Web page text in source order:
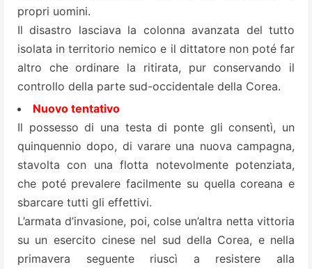
propri uomini.
Il disastro lasciava la colonna avanzata del tutto
isolata in territorio nemico e il dittatore non poté far
altro che ordinare la ritirata, pur conservando il
controllo della parte sud-occidentale della Corea.
Nuovo tentativo
Il possesso di una testa di ponte gli consentì, un
quinquennio dopo, di varare una nuova campagna,
stavolta con una flotta notevolmente potenziata,
che poté prevalere facilmente su quella coreana e
sbarcare tutti gli effettivi.
L’armata d’invasione, poi, colse un’altra netta vittoria
su un esercito cinese nel sud della Corea, e nella
primavera seguente riuscì a resistere alla